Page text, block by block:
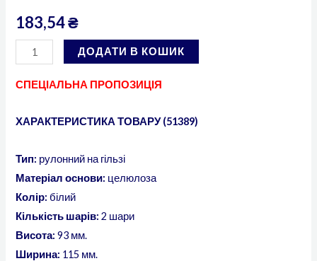
183,54₴
ДОДАТИ В КОШИК
СПЕЦІАЛЬНА ПРОПОЗИЦІЯ
ХАРАКТЕРИСТИКА ТОВАРУ (51389)
Тип: рулонний на гільзі
Матеріал основи: целюлоза
Колір: білий
Кількість шарів: 2 шари
Висота: 93 мм.
Ширина: 115 мм.